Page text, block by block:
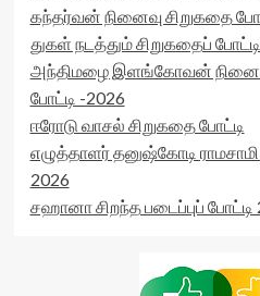
கந்தர்வன் நினைவு சிறுகதை
துகள் நடத்தும் சிறுகதைப்
அந்திமழை இளங்கோவன்
போட்டி -2026
ஈரோடு வாசல் சிறுகதை போட்டி
எழுத்தாளர் தனுஷ்கோடி
2026
சஹானா சிறந்த படைப்புப் போட்டி